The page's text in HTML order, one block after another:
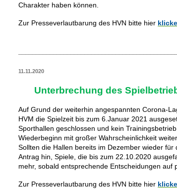
Charakter haben können.
Zur Presseverlautbarung des HVN bitte hier
11.11.2020
Unterbrechung des
Auf Grund der weiterhin angespannten Corona-
HVM die Spielzeit bis zum 6.Januar 2021
Sporthallen geschlossen und kein
Wiederbeginn mit großer Wahrscheinlichkeit weiter.
Sollten die Hallen bereits im Dezember wieder
Antrag hin, Spiele, die bis zum 22.10.2020
mehr, sobald entsprechende Entscheidungen auf
Zur Presseverlautbarung des HVN bitte hier